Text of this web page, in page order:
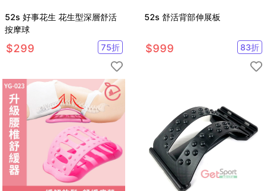
52s 好事花生 花生型深層舒活
按摩球
$299 75折
52s 舒活背部伸展板
$999 83折